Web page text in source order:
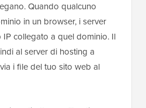
Quando qualcuno
in un browser, i server
collegato a quel dominio. Il
al server di hosting a
i file del tuo sito web al